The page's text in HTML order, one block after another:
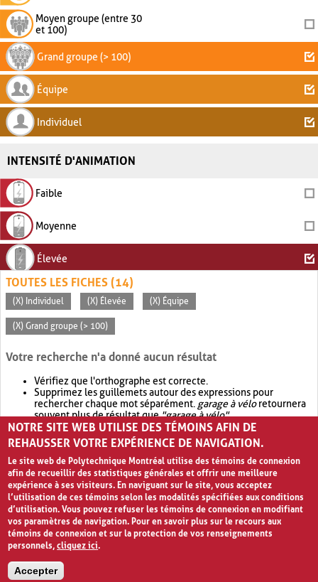
Moyen groupe (entre 30
et 100)
Grand groupe (> 100)
Équipe
Individuel
INTENSITÉ D'ANIMATION
Faible
Moyenne
Élevée
TOUTES LES FICHES (14)
(X) Individuel (X) Élevée (X) Équipe
(X) Grand groupe (> 100)
Votre recherche n'a donné aucun résultat
Vérifiez que l'orthographe est correcte.
Supprimez les guillemets autour des expressions pour
rechercher chaque mot séparément. garage à véloretournera
souvent plus de résultat que"garage à vélo".
Envisagez d'élargir votre recherche avec OR.garage OR vélo
retournera souvent plus de résultat quegarage à vélo
NOTRE SITE WEB UTILISE DES TÉMOINS AFIN DE
REHAUSSER VOTRE EXPÉRIENCE DE NAVIGATION.
Le site web de Polytechnique Montréal utilise des témoins de connexion
afin de recueillir des statistiques générales et offrir une meilleure
expérience à ses visiteurs. En naviguant sur le site, vous acceptez
l’utilisation de ces témoins selon les modalités spécifiées aux conditions
d’utilisation. Vous pouvez refuser les témoins de connexion en modifiant
vos paramètres de navigation. Pour en savoir plus sur le recours aux
témoins de connexion et sur la protection de vos renseignements
personnels,cliquez ici.
Accepter